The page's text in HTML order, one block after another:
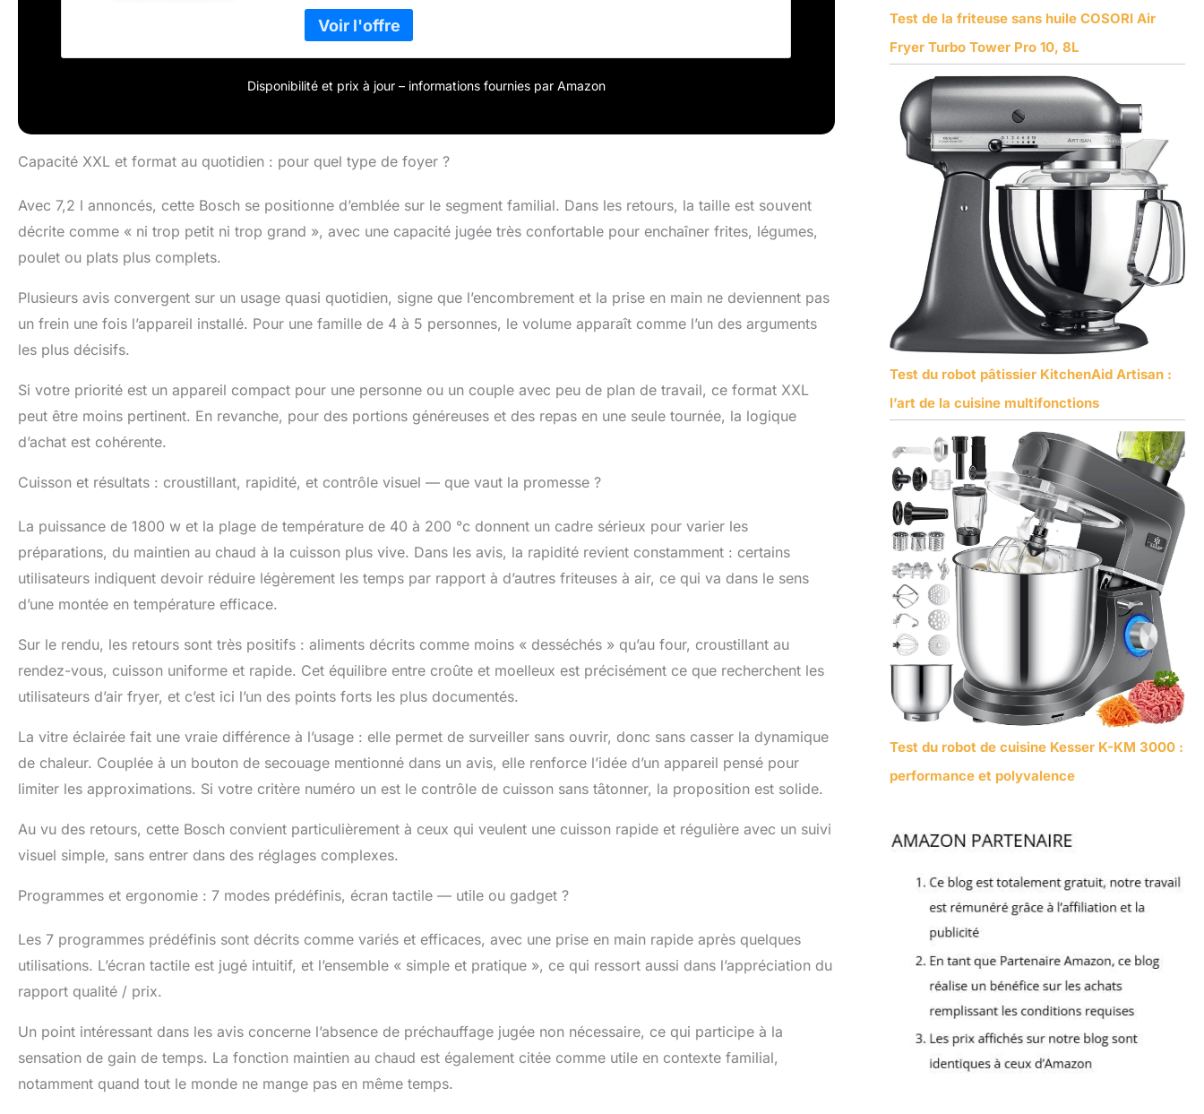
par air pulsé Des repas plus savoureux : Des frites au poulet, obtenez un
croustillant exceptionnel à chaque bouchée tout en surveillant facilement la
cuisson grâce à la vitre et l'éclairage intérieur du air fryer Série 6 Une
d'huile**, tout en préservant pleinement la saveur de vos plats préférés ;
Disponibilité et prix à jour – informations fournies par Amazon
Capacité XXL et format au quotidien : pour quel type de foyer ?
Avec 7,2 l annoncés, cette Bosch se positionne d’emblée sur le segment familial. Dans les retours, la taille est souvent
décrite comme « ni trop petit ni trop grand », avec une capacité jugée très confortable pour enchaîner frites, légumes,
poulet ou plats plus complets.
Plusieurs avis convergent sur un usage quasi quotidien, signe que l’encombrement et la prise en main ne deviennent pas
un frein une fois l’appareil installé. Pour une famille de 4 à 5 personnes, le volume apparaît comme l’un des arguments
les plus décisifs.
Si votre priorité est un appareil compact pour une personne ou un couple avec peu de plan de travail, ce format XXL
peut être moins pertinent. En revanche, pour des portions généreuses et des repas en une seule tournée, la logique
d’achat est cohérente.
Cuisson et résultats : croustillant, rapidité, et contrôle visuel — que vaut la promesse ?
La puissance de 1800 w et la plage de température de 40 à 200 °c donnent un cadre sérieux pour varier les
préparations, du maintien au chaud à la cuisson plus vive. Dans les avis, la rapidité revient constamment : certains
utilisateurs indiquent devoir réduire légèrement les temps par rapport à d’autres friteuses à air, ce qui va dans le sens
d’une montée en température efficace.
Sur le rendu, les retours sont très positifs : aliments décrits comme moins « desséchés » qu’au four, croustillant au
rendez-vous, cuisson uniforme et rapide. Cet équilibre entre croûte et moelleux est précisément ce que recherchent les
utilisateurs d’air fryer, et c’est ici l’un des points forts les plus documentés.
La vitre éclairée fait une vraie différence à l’usage : elle permet de surveiller sans ouvrir, donc sans casser la dynamique
de chaleur. Couplée à un bouton de secouage mentionné dans un avis, elle renforce l’idée d’un appareil pensé pour
limiter les approximations. Si votre critère numéro un est le contrôle de cuisson sans tâtonner, la proposition est solide.
Au vu des retours, cette Bosch convient particulièrement à ceux qui veulent une cuisson rapide et régulière avec un suivi
visuel simple, sans entrer dans des réglages complexes.
Programmes et ergonomie : 7 modes prédéfinis, écran tactile — utile ou gadget ?
Les 7 programmes prédéfinis sont décrits comme variés et efficaces, avec une prise en main rapide après quelques
utilisations. L’écran tactile est jugé intuitif, et l’ensemble « simple et pratique », ce qui ressort aussi dans l’appréciation du
rapport qualité / prix.
Un point intéressant dans les avis concerne l’absence de préchauffage jugée non nécessaire, ce qui participe à la
sensation de gain de temps. La fonction maintien au chaud est également citée comme utile en contexte familial,
notamment quand tout le monde ne mange pas en même temps.
Test de la friteuse sans huile COSORI Air
Fryer Turbo Tower Pro 10, 8L
Test du robot pâtissier KitchenAid Artisan :
l’art de la cuisine multifonctions
Test du robot de cuisine Kesser K-KM 3000 :
performance et polyvalence